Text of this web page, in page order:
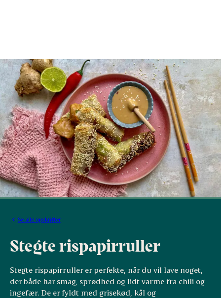
Se alle opskrifter
Stegte rispapirruller
Stegte rispapirruller er perfekte, når du vil lave noget,
der både har smag, sprødhed og lidt varme fra chili og
ingefær. De er fyldt med grisekød, kål og